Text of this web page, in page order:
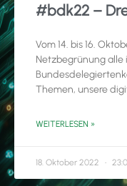
#bdk22 –
Vom 14. bis 16.
Netzbegrünung alle
Themen, unsere
WEITERLESEN »
18. Oktober 2022